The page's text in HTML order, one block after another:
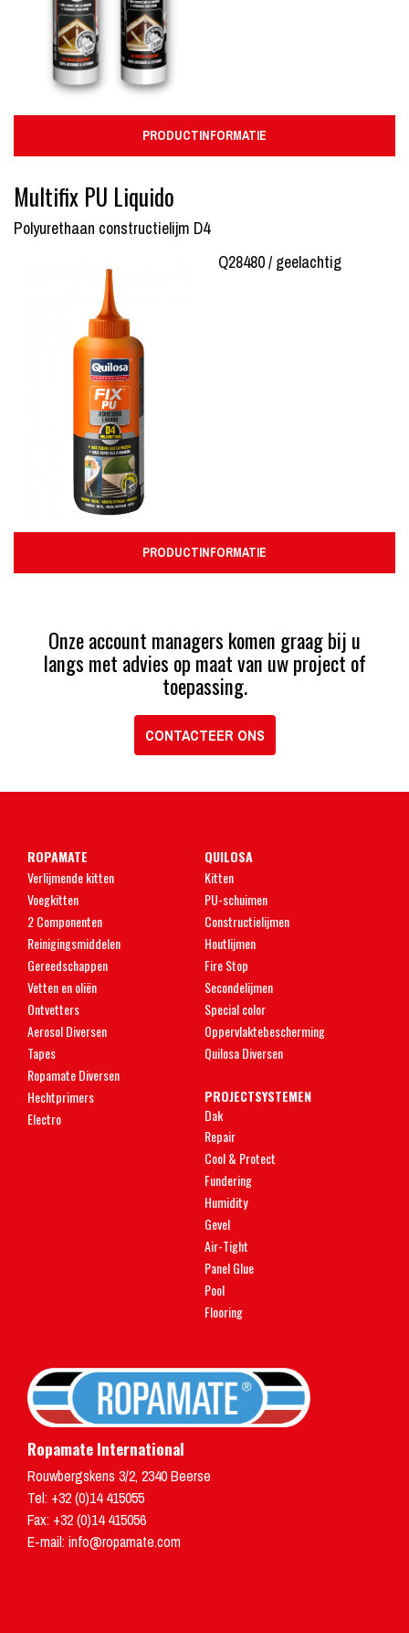
PRODUCTINFORMATIE
Multifix PU Liquido
Polyurethaan constructielijm D4
Q28480 / geelachtig
PRODUCTINFORMATIE
Onze account managers komen graag bij u
langs met advies op maat van uw project of
toepassing.
CONTACTEER ONS
ROPAMATE
Verlijmende kitten
Voegkitten
2 Componenten
Reinigingsmiddelen
Gereedschappen
Vetten en oliën
Ontvetters
Aerosol Diversen
Tapes
Ropamate Diversen
Hechtprimers
Electro
QUILOSA
Kitten
PU-schuimen
Constructielijmen
Houtlijmen
Fire Stop
Secondelijmen
Special color
Oppervlaktebescherming
Quilosa Diversen
PROJECTSYSTEMEN
Dak
Repair
Cool & Protect
Fundering
Humidity
Gevel
Air-Tight
Panel Glue
Pool
Flooring
Ropamate International
Rouwbergskens 3/2, 2340Beerse
Tel: +32 (0)14 415055
Fax: +32 (0)14 415056
E-mail: info@ropamate.com